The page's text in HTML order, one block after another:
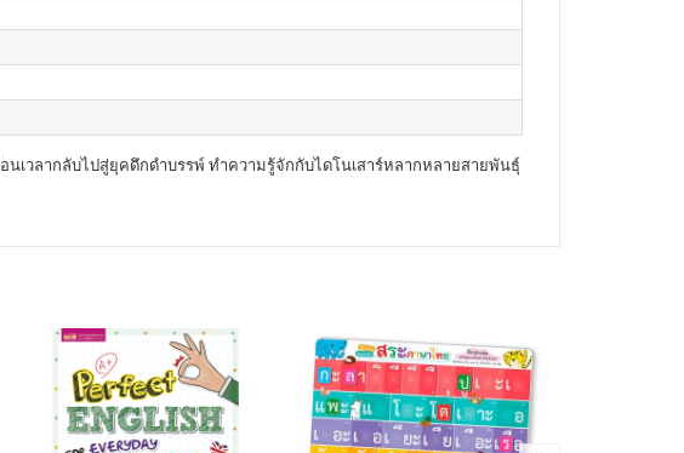
นเวลากลับไปสู่ยุคดึกดำบรรพ์ ทำความรู้จักกับไดโนเสาร์หลากหลายสายพันธุ์